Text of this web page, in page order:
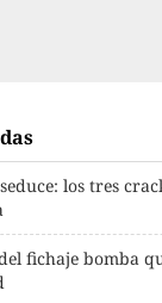
los tres
fichaje bomba